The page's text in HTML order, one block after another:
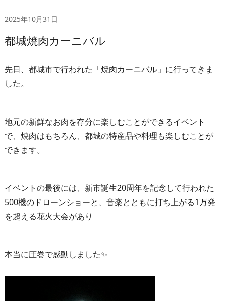
2025年10月31日
都城焼肉カーニバル
先日、都城市で行われた「焼肉カーニバル」に行ってきま
した。
地元の新鮮なお肉を存分に楽しむことができるイベント
で、焼肉はもちろん、都城の特産品や料理も楽しむことが
できます。
イベントの最後には、新市誕生20周年を記念して行われた
500機のドローンショーと、音楽とともに打ち上がる1万発
を超える花火大会があり
本当に圧巻で感動しました✨